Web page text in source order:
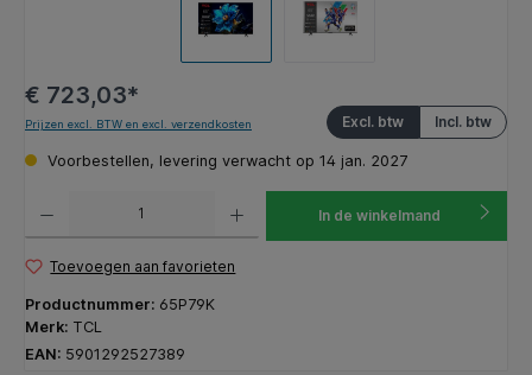
€ 723,03*
Incl. btw
Excl. btw
Prijzen excl. BTW en excl. verzendkosten
Voorbestellen, levering verwacht op 14 jan. 2027
In de winkelmand
Toevoegen aan favorieten
Productnummer: 65P79K
Merk: TCL
EAN: 5901292527389